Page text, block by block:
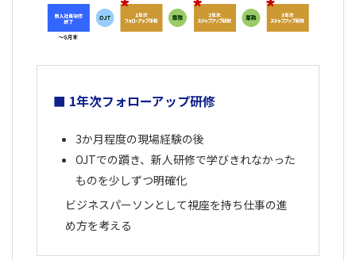
■ 1年次フォローアップ研修
3か月程度の現場経験の後
OJTでの躓き、新人研修で学びきれなかった
ものを少しずつ明確化
ビジネスパーソンとして視座を持ち仕事の進
め方を考える